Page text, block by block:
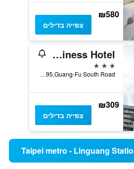
₪580
צפייה בדילים
Pacific Business Hotel
3 כוכבים
11F (Lobby), No.495,Guang-Fu South Road, טאיפיי, טייוואן
₪309
צפייה בדילים